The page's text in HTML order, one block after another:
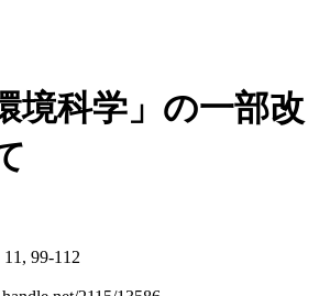
境科学」の一部改
99-112